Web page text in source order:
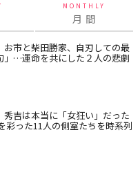
MONTHLY
月 間
お市と柴田勝家、自刃しての最
」…運命を共にした２人の悲劇
秀吉は本当に「女狂い」だった
彩った11人の側室たちを時系列